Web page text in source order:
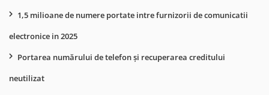
1,5 milioane de numere portate intre furnizorii de comunicatii
electronice in 2025
Portarea numărului de telefon și recuperarea creditului
neutilizat